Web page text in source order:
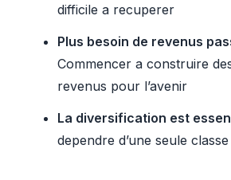
difficile a recuperer
Plus besoin de revenus
Commencer a construire
revenus pour l’avenir
La diversification est
dependre d’une seule classe